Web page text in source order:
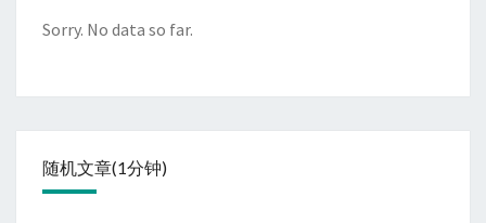
Sorry. No data so far.
随机文章(1分钟)